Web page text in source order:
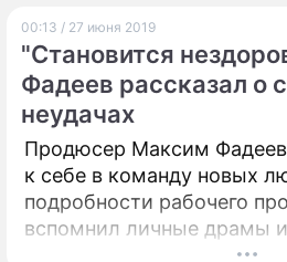
00:13 / 27 июня 2019
"Становится
Фадеев рассказал о
неудачах
Продюсер Максим Фадеев
к себе в команду новых
подробности рабочего
вспомнил личные драмы и
кем до сих пор чувствует